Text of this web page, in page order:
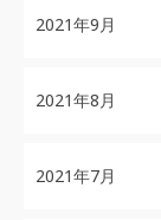
2021年9月
2021年8月
2021年7月